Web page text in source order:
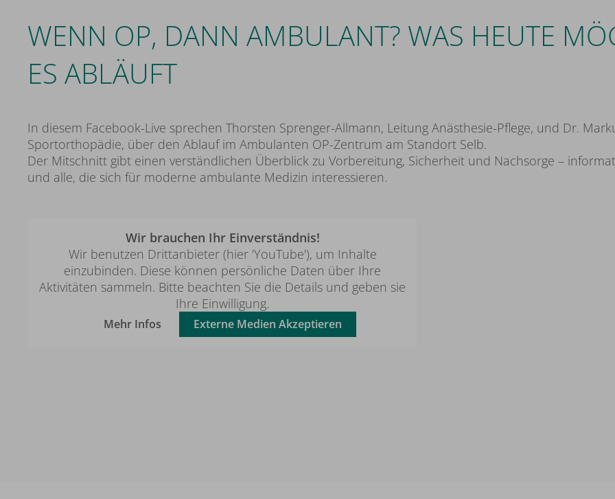
WENN OP, DANN AMBULANT? WAS HEUTE
ES ABLÄUFT
In diesem Facebook-Live sprechen Thorsten Sprenger-Allmann, Leitung Anästhesie-Pflege, und Dr.
Sportorthopädie, über den Ablauf im Ambulanten OP-Zentrum am Standort Selb.
Der Mitschnitt gibt einen verständlichen Überblick zu Vorbereitung, Sicherheit und Nachsorge –
und alle, die sich für moderne ambulante Medizin interessieren.
Wir brauchen Ihr Einverständnis!
Wir benutzen Drittanbieter (hier 'YouTube'), um Inhalte
einzubinden. Diese können persönliche Daten über Ihre
Aktivitäten sammeln. Bitte beachten Sie die Details und geben sie
Ihre Einwilligung.
Mehr Infos Externe Medien Akzeptieren